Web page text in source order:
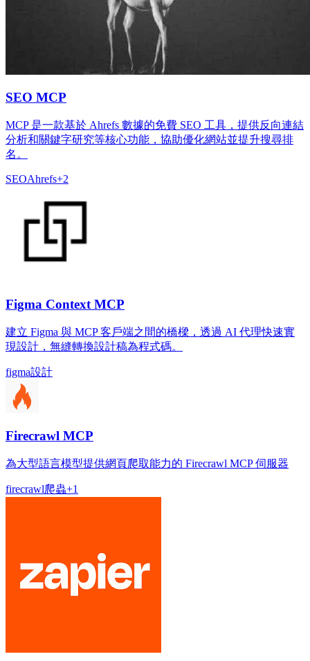
SEO MCP
MCP 是一款基於 Ahrefs 數據的免費 SEO 工具，提供反向連結
分析和關鍵字研究等核心功能，協助優化網站並提升搜尋排
名。
SEOAhrefs+2
Figma Context MCP
建立 Figma 與 MCP 客戶端之間的橋樑，透過 AI 代理快速實
現設計，無縫轉換設計稿為程式碼。
figma設計
Firecrawl MCP
為大型語言模型提供網頁爬取能力的 Firecrawl MCP 伺服器
firecrawl爬蟲+1